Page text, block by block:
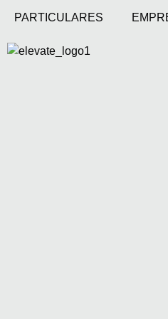
PARTICULARES